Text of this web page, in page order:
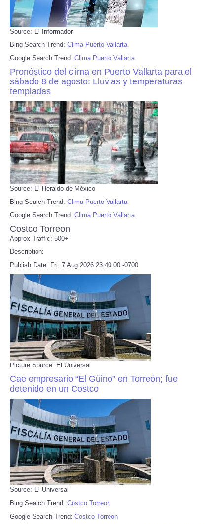
Source: El Informador
Bing Search Trend: Clima Puerto Vallarta
Google Search Trend: Clima Puerto Vallarta
Pronóstico del clima en Puerto Vallarta para el
sábado 8 de agosto: Lluvias y temperaturas
templadas
Source: El Heraldo de México
Bing Search Trend: Clima Puerto Vallarta
Google Search Trend: Clima Puerto Vallarta
Costco Torreon
Approx Traffic: 500+
Description:
Publish Date: Fri, 7 Aug 2026 23:40:00 -0700
Picture Source: El Universal
Cae empresario “El Güino” en Torreón; fue
detenido en un Costco
Source: El Universal
Bing Search Trend: Costco Torreon
Google Search Trend: Costco Torreon